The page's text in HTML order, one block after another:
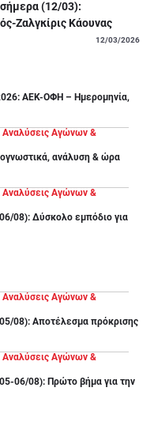
(12/03):
Ζαλγκίρις Κάουνας
12/03/2026
ΑΕΚ-ΟΦΗ – Ημερομηνία,
Αγώνων &
ανάλυση & ώρα
Αγώνων &
08): Δύσκολο εμπόδιο για
Αγώνων &
08): Αποτέλεσμα πρόκρισης
Αγώνων &
06/08): Πρώτο βήμα για την